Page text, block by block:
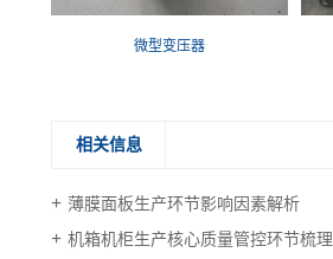
微型变压器
相关信息
薄膜面板生产环节影响因素解析
机箱机柜生产核心质量管控环节梳理